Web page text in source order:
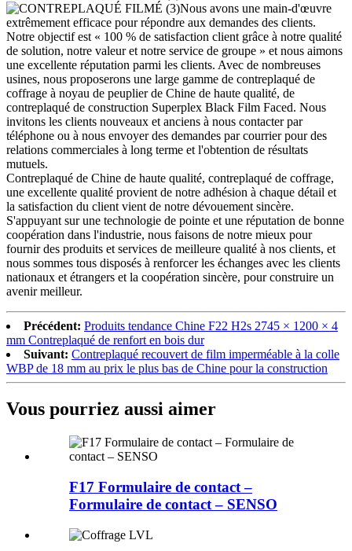
Nous avons une main-d'œuvre
extrêmement efficace pour répondre aux demandes des clients.
Notre objectif est « 100 % de satisfaction client grâce à notre qualité
de solution, notre valeur et notre service de groupe » et nous aimons
une excellente réputation parmi les clients. Avec de nombreuses
usines, nous proposerons une large gamme de contreplaqué de
coffrage à noyau de peuplier de Chine de haute qualité, de
contreplaqué de construction Superplex Black Film Faced. Nous
invitons les clients nouveaux et anciens à nous contacter par
téléphone ou à nous envoyer des demandes par courrier pour des
relations commerciales à long terme et l'obtention de résultats
mutuels.
Contreplaqué de Chine de haute qualité, contreplaqué de coffrage,
une excellente qualité provient de notre adhésion à chaque détail et
la satisfaction du client vient de notre dévouement sincère.
S'appuyant sur une technologie de pointe et une réputation de bonne
coopération dans l'industrie, nous faisons de notre mieux pour
fournir des produits et services de meilleure qualité à nos clients, et
nous sommes tous disposés à renforcer les échanges avec les clients
nationaux et étrangers et la coopération sincère, pour construire un
avenir meilleur.
Précédent: Produits tendance Chine F22 H2s 2745 × 1200 × 4
mm Contreplaqué de renfort en bois dur
Suivant: Contreplaqué recouvert de film imperméable à la colle
WBP de 18 mm au prix le plus bas de Chine pour la construction
Vous pourriez aussi aimer
F17 Formulaire de contact –
Formulaire de contact – SENSO